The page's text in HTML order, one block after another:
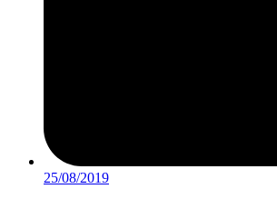
25/08/2019